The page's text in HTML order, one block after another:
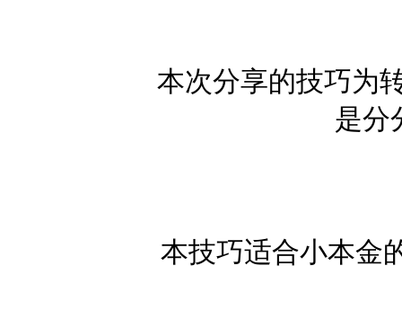
本次分享的技巧为
是分
本技巧适合小本金